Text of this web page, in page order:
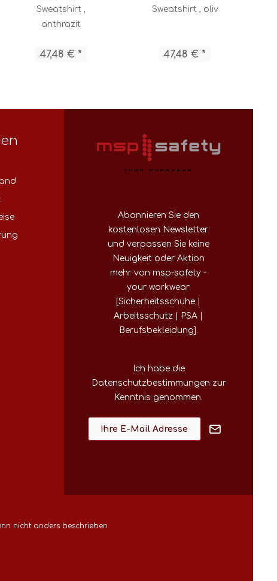
Sweatshirt ,
anthrazit
47,48 € *
Sweatshirt , oliv
47,48 € *
Abonnieren Sie den
kostenlosen Newsletter
und verpassen Sie keine
Neuigkeit oder Aktion
mehr von msp-safety -
your workwear
[Sicherheitsschuhe |
Arbeitsschutz | PSA |
Berufsbekleidung].
Ich habe die
Datenschutzbestimmungen zur
Kenntnis genommen.
nicht anders beschrieben